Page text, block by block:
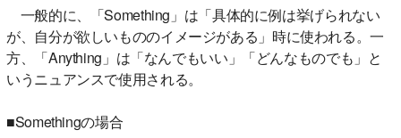
一般的に、「Something」は「具体的に例は挙げられない
が、自分が欲しいもののイメージがある」時に使われる。一
方、「Anything」は「なんでもいい」「どんなものでも」と
いうニュアンスで使用される。
■Somethingの場合